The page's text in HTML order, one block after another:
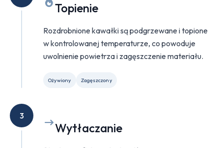
Topienie
Rozdrobnione kawałki są podgrzewane i topione
w kontrolowanej temperaturze, co powoduje
uwolnienie powietrza i zagęszczenie materiału.
Ożywiony Zagęszczony
3
Wytłaczanie